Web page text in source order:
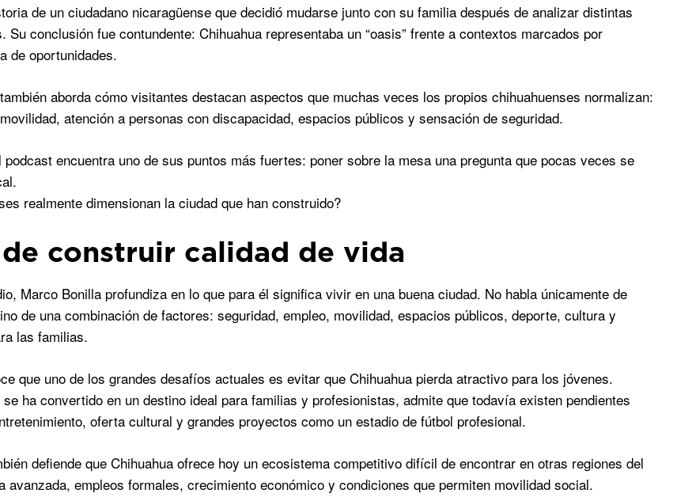
de un ciudadano nicaragüense que decidió mudarse junto con su familia después de analizar distintas
Su conclusión fue contundente: Chihuahua representaba un “oasis” frente a contextos marcados por
de oportunidades.
aborda cómo visitantes destacan aspectos que muchas veces los propios chihuahuenses normalizan:
atención a personas con discapacidad, espacios públicos y sensación de seguridad.
encuentra uno de sus puntos más fuertes: poner sobre la mesa una pregunta que pocas veces se
realmente dimensionan la ciudad que han construido?
construir calidad de vida
Marco Bonilla profundiza en lo que para él significa vivir en una buena ciudad. No habla únicamente de
de una combinación de factores: seguridad, empleo, movilidad, espacios públicos, deporte, cultura y
las familias.
que uno de los grandes desafíos actuales es evitar que Chihuahua pierda atractivo para los jóvenes.
ha convertido en un destino ideal para familias y profesionistas, admite que todavía existen pendientes
oferta cultural y grandes proyectos como un estadio de fútbol profesional.
defiende que Chihuahua ofrece hoy un ecosistema competitivo difícil de encontrar en otras regiones del
avanzada, empleos formales, crecimiento económico y condiciones que permiten movilidad social.